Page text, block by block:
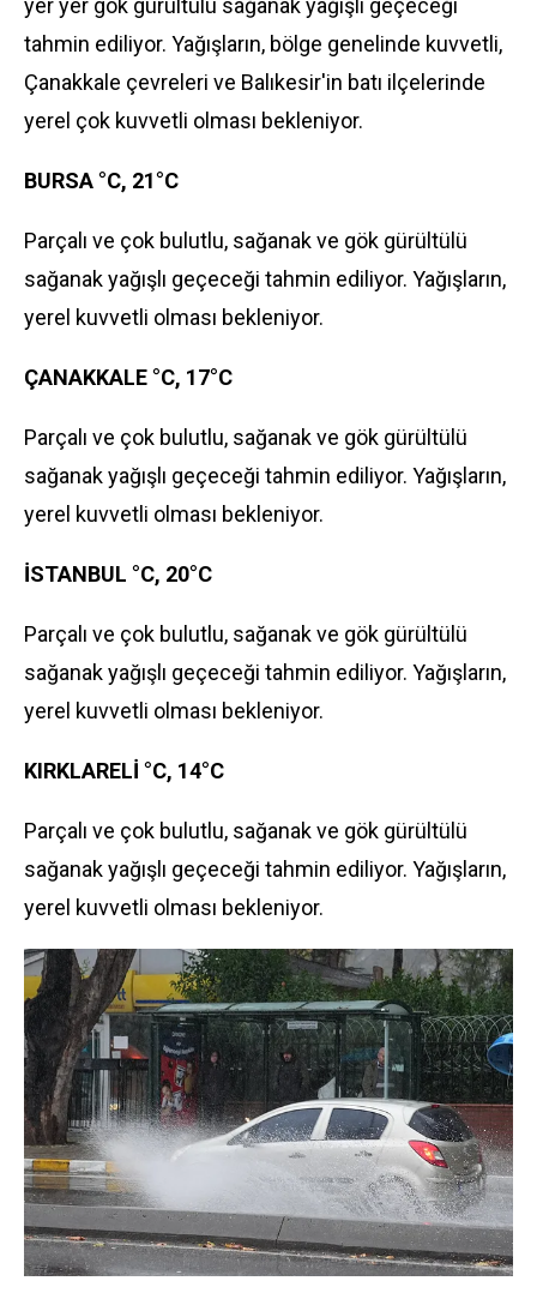
yer yer gök gürültülü sağanak yağışlı geçeceği
tahmin ediliyor. Yağışların, bölge genelinde kuvvetli,
Çanakkale çevreleri ve Balıkesir'in batı ilçelerinde
yerel çok kuvvetli olması bekleniyor.
BURSA °C, 21°C
Parçalı ve çok bulutlu, sağanak ve gök gürültülü
sağanak yağışlı geçeceği tahmin ediliyor. Yağışların,
yerel kuvvetli olması bekleniyor.
ÇANAKKALE °C, 17°C
Parçalı ve çok bulutlu, sağanak ve gök gürültülü
sağanak yağışlı geçeceği tahmin ediliyor. Yağışların,
yerel kuvvetli olması bekleniyor.
İSTANBUL °C, 20°C
Parçalı ve çok bulutlu, sağanak ve gök gürültülü
sağanak yağışlı geçeceği tahmin ediliyor. Yağışların,
yerel kuvvetli olması bekleniyor.
KIRKLARELİ °C, 14°C
Parçalı ve çok bulutlu, sağanak ve gök gürültülü
sağanak yağışlı geçeceği tahmin ediliyor. Yağışların,
yerel kuvvetli olması bekleniyor.